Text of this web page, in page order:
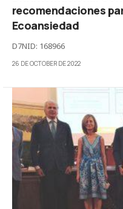
recomendaciones
Ecoansiedad
D7NID: 168966
26 DE OCTOBER DE 2022